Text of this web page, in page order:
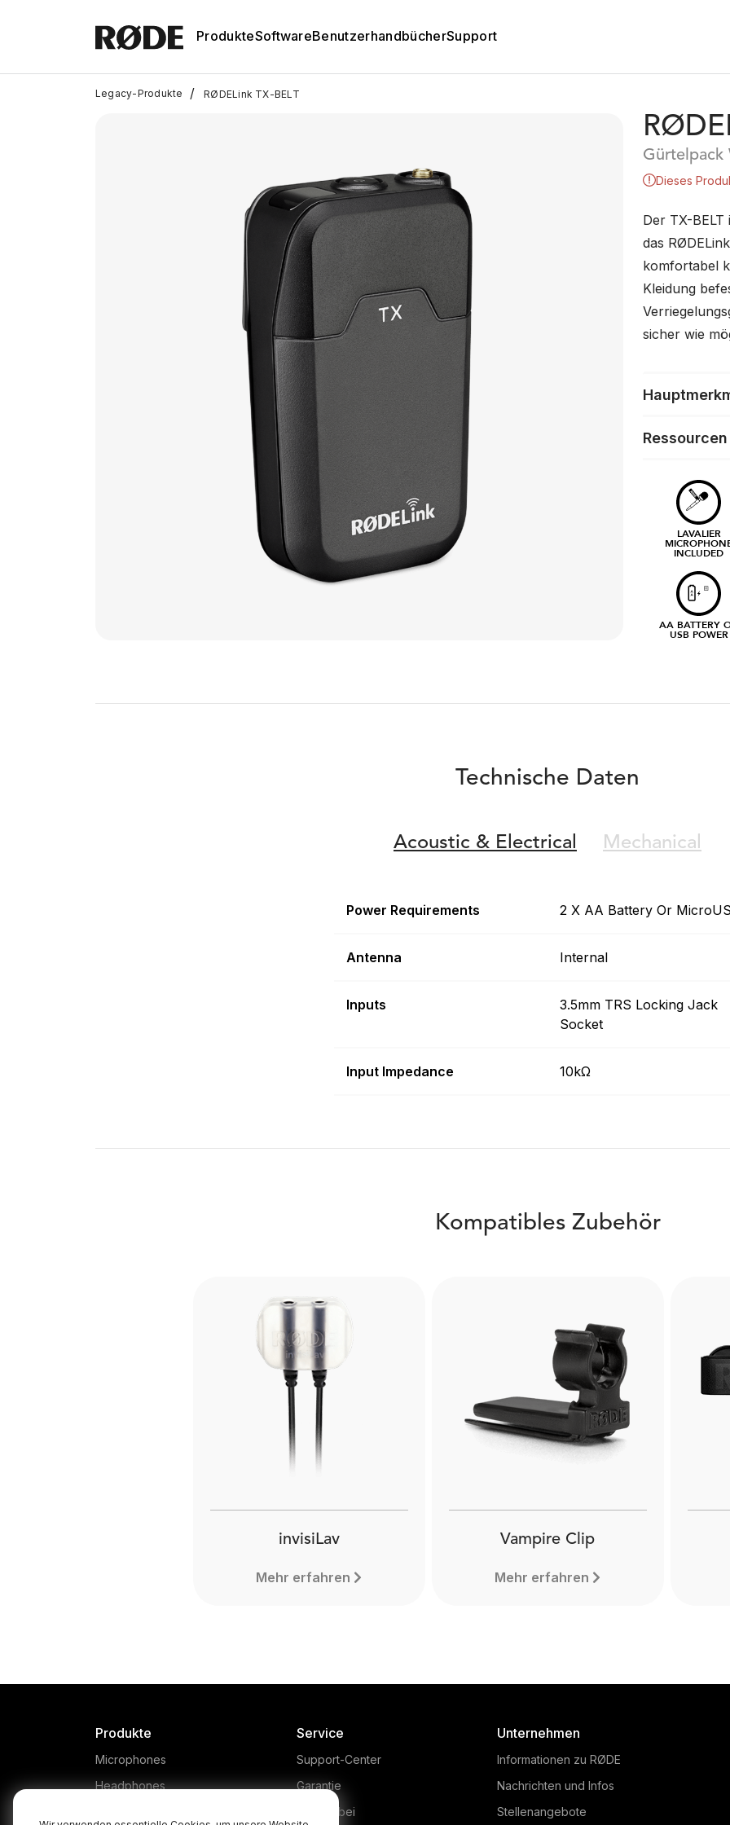
ProdukteSoftwareBenutzerhandbücherSupport
Legacy-Produkte / RØDELink TX-BELT
Gürtelpack
Dieses
Der TX-
das
komfortabel
Kleidung
sicher wie
Ressourcen
LAVALIER
INCLUDED
AA BATTERY
USB POWER
Technische Daten
Acoustic & Electrical Mechanical
Power Requirements 2 X AA Battery Or
Antenna Internal
Inputs
3.5mm TRS Locking Jack
Socket
Input Impedance 10kΩ
Kompatibles Zubehör
invisiLav
Mehr erfahren
Vampire Clip
Mehr erfahren
Produkte
Microphones
Headphones
Service
Support-Center
Garantie
Kaufen bei
Unternehmen
Informationen zu RØDE
Nachrichten und Infos
Stellenangebote